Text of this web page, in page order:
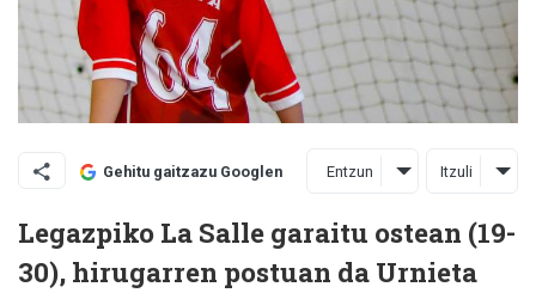
Gehitu gaitzazu Googlen Entzun Itzuli
Legazpiko La Salle garaitu ostean (19-
30), hirugarren postuan da Urnieta